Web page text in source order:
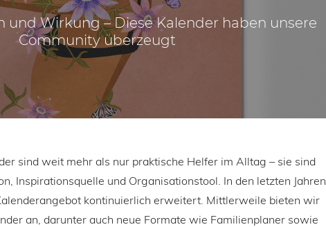
und Wirkung – Diese Kalender haben unsere
Community überzeugt
sind weit mehr als nur praktische Helfer im Alltag – sie sind
Inspirationsquelle und Organisationstool. In den letzten Jahren
kontinuierlich erweitert. Mittlerweile bieten wir
an, darunter auch neue Formate wie Familienplaner sowie